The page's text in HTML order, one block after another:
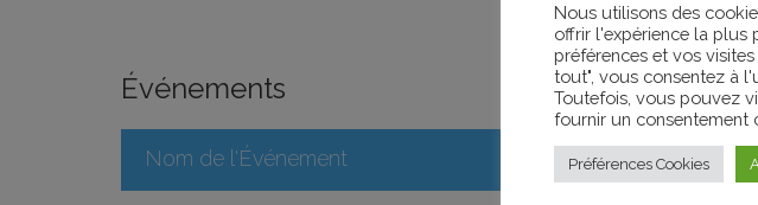
Événements
Nom de l'Événement
Nous utilisons des
offrir l'expérience la plus
préférences et vos
tout", vous consentez à
Toutefois, vous pouvez
fournir un consentement
Préférences Cookies